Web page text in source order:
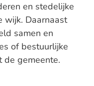
en stedelijke
wijk. Daarnaast
samen en
of bestuurlijke
de gemeente.